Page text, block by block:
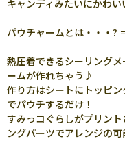
キャンディみたいにかわ
パウチャームとは・・・?
熱圧着できるシーリング
ームが作れちゃう♪
作り方はシートにトッピ
でパウチするだけ！
すみっコぐらしがプリン
ングパーツでアレンジの可